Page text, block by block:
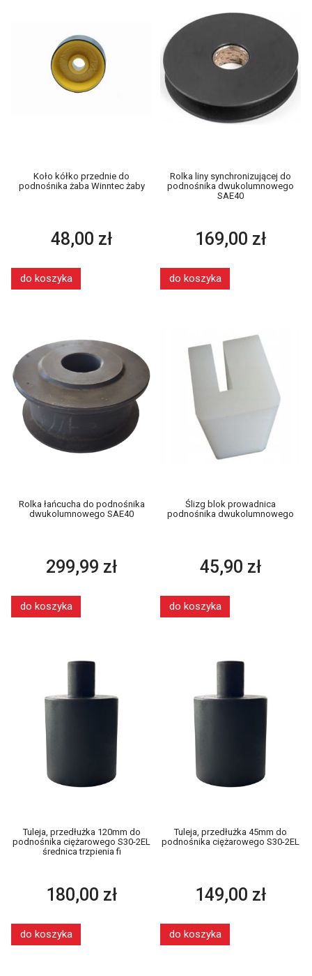
Koło kółko przednie do
podnośnika żaba Winntec żaby
48,00 zł
do koszyka
Rolka liny synchronizującej do
podnośnika dwukolumnowego
SAE40
169,00 zł
do koszyka
Rolka łańcucha do podnośnika
dwukolumnowego SAE40
299,99 zł
do koszyka
Ślizg blok prowadnica
podnośnika dwukolumnowego
45,90 zł
do koszyka
Tuleja, przedłużka 120mm do
podnośnika ciężarowego S30-2EL
średnica trzpienia fi
180,00 zł
do koszyka
Tuleja, przedłużka 45mm do
podnośnika ciężarowego S30-2EL
149,00 zł
do koszyka